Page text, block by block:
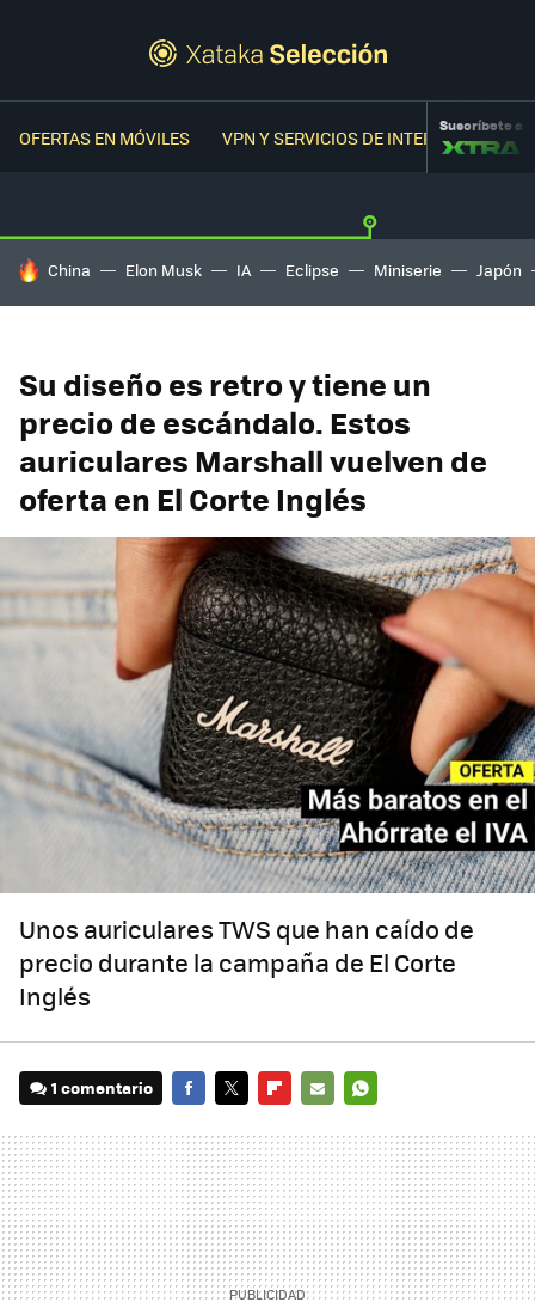
OFERTAS EN MÓVILES VPN Y SERVICIOS DE INTERNETSuscríbete a
HOY SE HABLA DE
China Elon Musk IA Eclipse Miniserie Japón
Su diseño es retro y tiene un
precio de escándalo. Estos
auriculares Marshall vuelven de
oferta en El Corte Inglés
Unos auriculares TWS que han caído de
precio durante la campaña de El Corte
Inglés
1 comentario
MAIL